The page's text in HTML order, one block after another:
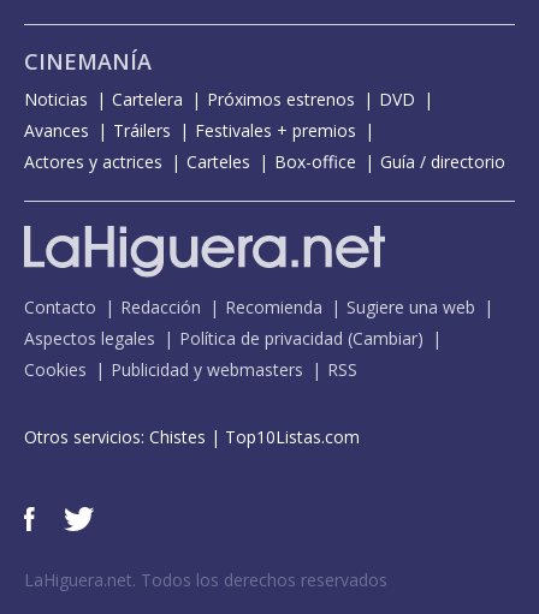
CINEMANÍA
Noticias Cartelera Próximos estrenos
DVD
Avances
Tráilers
Festivales + premios
Actores y actrices
Carteles Box-office Guía / directorio
Contacto Redacción Recomienda
Sugiere una web
Aspectos legales
Política de privacidad (Cambiar)
Cookies
Publicidad y webmasters RSS
Otros servicios: Chistes | Top10Listas.com
LaHiguera.net. Todos los derechos reservados